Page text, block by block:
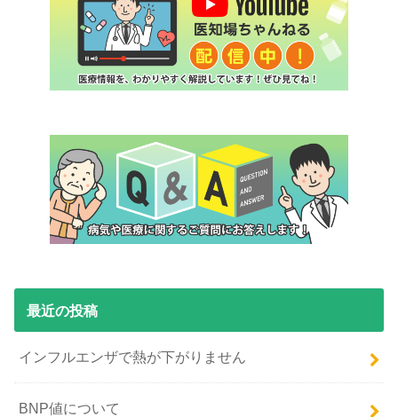
最近の投稿
インフルエンザで熱が下がりません
BNP値について